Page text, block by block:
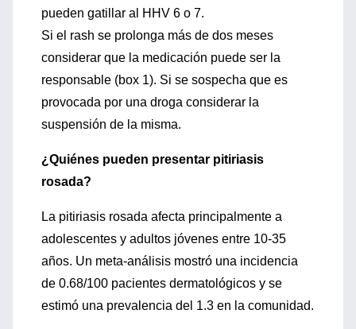
pueden gatillar al HHV 6 o 7.
Si el rash se prolonga más de dos meses
considerar que la medicación puede ser la
responsable (box 1). Si se sospecha que es
provocada por una droga considerar la
suspensión de la misma.
¿Quiénes pueden presentar pitiriasis
rosada?
La pitiriasis rosada afecta principalmente a
adolescentes y adultos jóvenes entre 10-35
años. Un meta-análisis mostró una incidencia
de 0.68/100 pacientes dermatológicos y se
estimó una prevalencia del 1.3 en la comunidad.